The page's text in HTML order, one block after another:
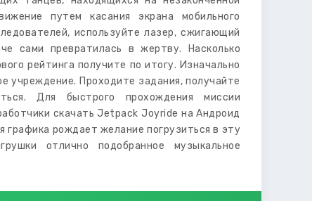
путем касания экрана мобильного
используйте лазер, сжигающий
сами превратилась в жертву. Насколько
рейтинга получите по итогу. Изначально
учреждение. Проходите задания, получайте
Для быстрого прохождения миссии
скачать Jetpack Joyride на Андроид
графика рождает желание погрузиться в эту
отлично подобранное музыкальное